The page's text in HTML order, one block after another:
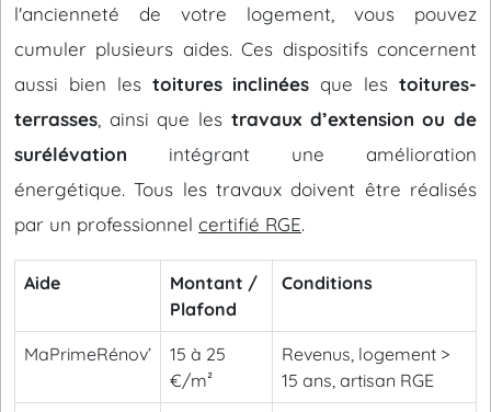
l'ancienneté de votre logement, vous pouvez
cumuler plusieurs aides. Ces dispositifs concernent
aussi bien les toitures inclinées que lestoitures-
terrasses , ainsi que les travaux d’extension ou de
surélévation intégrant une amélioration
énergétique. Tous les travaux doivent être réalisés
par un professionnel certifié RGE.
Aide
Montant /
Plafond
Conditions
MaPrimeRénov’
15 à 25
€/m²
Revenus, logement >
15 ans, artisan RGE